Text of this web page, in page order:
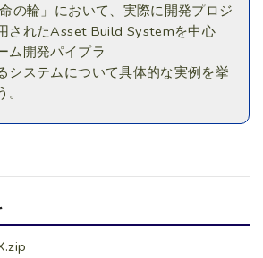
の輪」において、実際に開発プロジ
されたAsset Build Systemを中心
ム開発パイプラ
システムについて具体的な実例を挙